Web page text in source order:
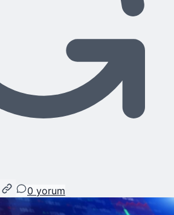
0 yorum